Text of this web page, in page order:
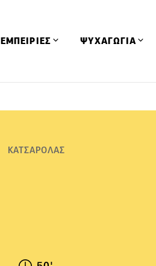
ΕΜΠΕΙΡΙΕΣ ΨΥΧΑΓΩΓΙΑ
ΚΑΤΣΑΡΟΛΑΣ